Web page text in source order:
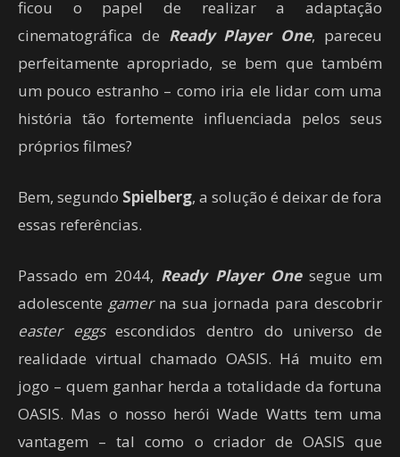
ficou o papel de realizar a adaptação
cinematográfica de Ready Player One, pareceu
perfeitamente apropriado, se bem que também
um pouco estranho – como iria ele lidar com uma
história tão fortemente influenciada pelos seus
próprios filmes?
Bem, segundo Spielberg, a solução é deixar de fora
essas referências.
Passado em 2044, Ready Player Onesegue um
adolescente gamerna sua jornada para descobrir
easter eggsescondidos dentro do universo de
realidade virtual chamado OASIS. Há muito em
jogo – quem ganhar herda a totalidade da fortuna
OASIS. Mas o nosso herói Wade Watts tem uma
vantagem – tal como o criador de OASIS que